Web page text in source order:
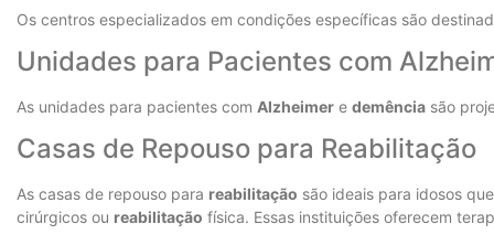
Os centros especializados em condições específicas são
Unidades para Pacientes com
As unidades para pacientes com Alzheimer e demência são
Casas de Repouso para Reabilitação
As casas de repouso para reabilitação são ideais para idosos
cirúrgicos ou reabilitação física. Essas instituições oferecem